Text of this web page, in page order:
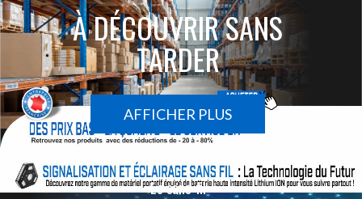
À DÉCOUVRIR SANS
TARDER
AFFICHER PLUS
Le sans-fil